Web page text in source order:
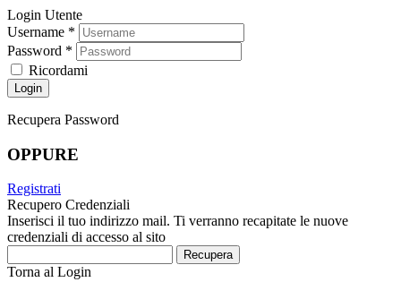
Login Utente
Username *
Password *
Ricordami
Recupera Password
OPPURE
Registrati
Recupero Credenziali
Inserisci il tuo indirizzo mail. Ti verranno recapitate le nuove
credenziali di accesso al sito
Recupera
Torna al Login